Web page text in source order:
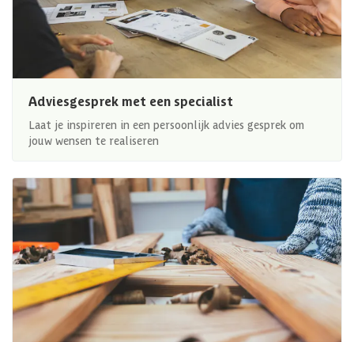
Adviesgesprek met een specialist
Laat je inspireren in een persoonlijk advies gesprek om
jouw wensen te realiseren